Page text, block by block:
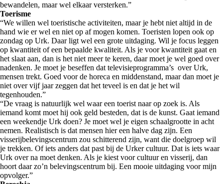
bewandelen, maar wel elkaar versterken.”
Toerisme
“We willen wel toeristische activiteiten, maar je hebt niet altijd in de
hand wie er wel en niet op af mogen komen. Toeristen lopen ook op
zondag op Urk. Daar ligt wel een grote uitdaging. Wil je focus leggen
op kwantiteit of een bepaalde kwaliteit. Als je voor kwantiteit gaat en
het slaat aan, dan is het niet meer te keren, daar moet je wel goed over
nadenken. Je moet je beseffen dat televisieprogramma’s over Urk,
mensen trekt. Goed voor de horeca en middenstand, maar dan moet je
niet over vijf jaar zeggen dat het teveel is en dat je het wil
tegenhouden.”
“De vraag is natuurlijk wel waar een toerist naar op zoek is. Als
iemand komt moet hij ook geld besteden, dat is de kunst. Gaat iemand
een weekendje Urk doen? Je moet wel je eigen schaalgrootte in acht
nemen. Realistisch is dat mensen hier een halve dag zijn. Een
visserijbelevingscentrum zou schitterend zijn, want die doelgroep wil
je trekken. Of iets anders dat past bij de Urker cultuur. Dat is iets waar
Urk over na moet denken. Als je kiest voor cultuur en visserij, dan
hoort daar zo’n belevingscentrum bij. Een mooie uitdaging voor mijn
opvolger.”